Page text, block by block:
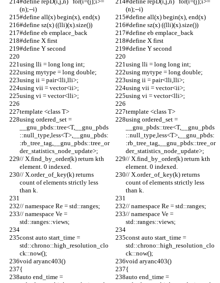
(n);--i)
(n);--i)
#define all(x) begin(x), end(x)
#define all(x) begin(x), end(x)
#define sz(x) ((lli)(x).size())
#define sz(x) ((lli)(x).size())
#define eb emplace_back
#define eb emplace_back
#define X first
#define X first
#define Y second
#define Y second
using lli = long long int;
using lli = long long int;
using mytype = long double;
using mytype = long double;
using ii = pair<lli,lli>;
using ii = pair<lli,lli>;
using vii = vector<ii>;
using vii = vector<ii>;
using vi = vector<lli>;
using vi = vector<lli>;
template <class T>
template <class T>
using ordered_set =
__gnu_pbds::tree<T,__gnu_pbds
::null_type,less<T>,__gnu_pbds:
:rb_tree_tag,__gnu_pbds::tree_or
der_statistics_node_update>;
using ordered_set =
__gnu_pbds::tree<T,__gnu_pbds
::null_type,less<T>,__gnu_pbds:
:rb_tree_tag,__gnu_pbds::tree_or
der_statistics_node_update>;
// X.find_by_order(k) return kth
element. 0 indexed.
// X.find_by_order(k) return kth
element. 0 indexed.
// X.order_of_key(k) returns
count of elements strictly less
than k.
// X.order_of_key(k) returns
count of elements strictly less
than k.
// namespace Re = std::ranges;
// namespace Re = std::ranges;
// namespace Ve =
std::ranges::views;
// namespace Ve =
std::ranges::views;
const auto start_time =
std::chrono::high_resolution_clo
ck::now();
const auto start_time =
std::chrono::high_resolution_clo
ck::now();
void aryanc403()
void aryanc403()
{
{
auto end_time =
auto end_time =